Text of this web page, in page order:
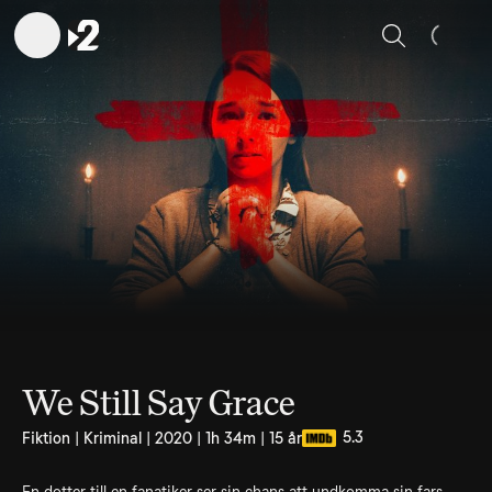
Sök
We Still Say Grace
Fiktion | Kriminal | 2020 | 1h 34m | 15 år 5.3